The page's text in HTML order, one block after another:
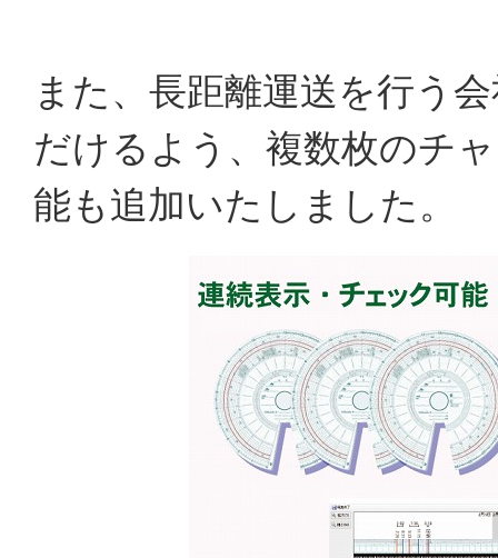
また、長距離運送を行う
だけるよう、複数枚のチ
能も追加いたしました。